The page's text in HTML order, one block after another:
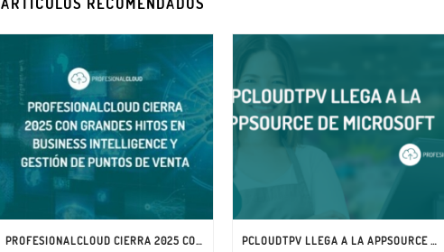
ARTÍCULOS RECOMENDADOS
PROFESIONALCLOUD CIERRA 2025 CON GRANDES HITOS EN BUSINESS INTELLIGENCE Y GESTIÓN DE PUNTOS DE VENTA PCLOUDTPV LLEGA A LA APPSOURCE DE MICROSOFT